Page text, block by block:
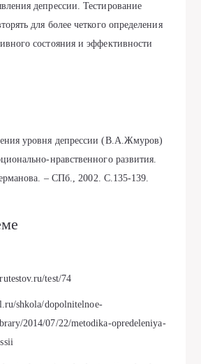
депрессии. Тестирование
для более четкого определения
состояния и эффективности
уровня депрессии (В.А.Жмуров)
нравственного развития.
– СПб., 2002. С.135-139.
test/74
shkola/dopolnitelnoe-
2014/07/22/metodika-opredeleniya-